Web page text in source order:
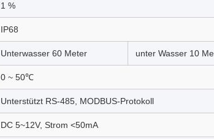
1 %
IP68
Unterwasser 60 Meter unter Wasser 10
0 ~ 50℃
Unterstützt RS-485, MODBUS-Protokoll
DC 5~12V, Strom <50mA